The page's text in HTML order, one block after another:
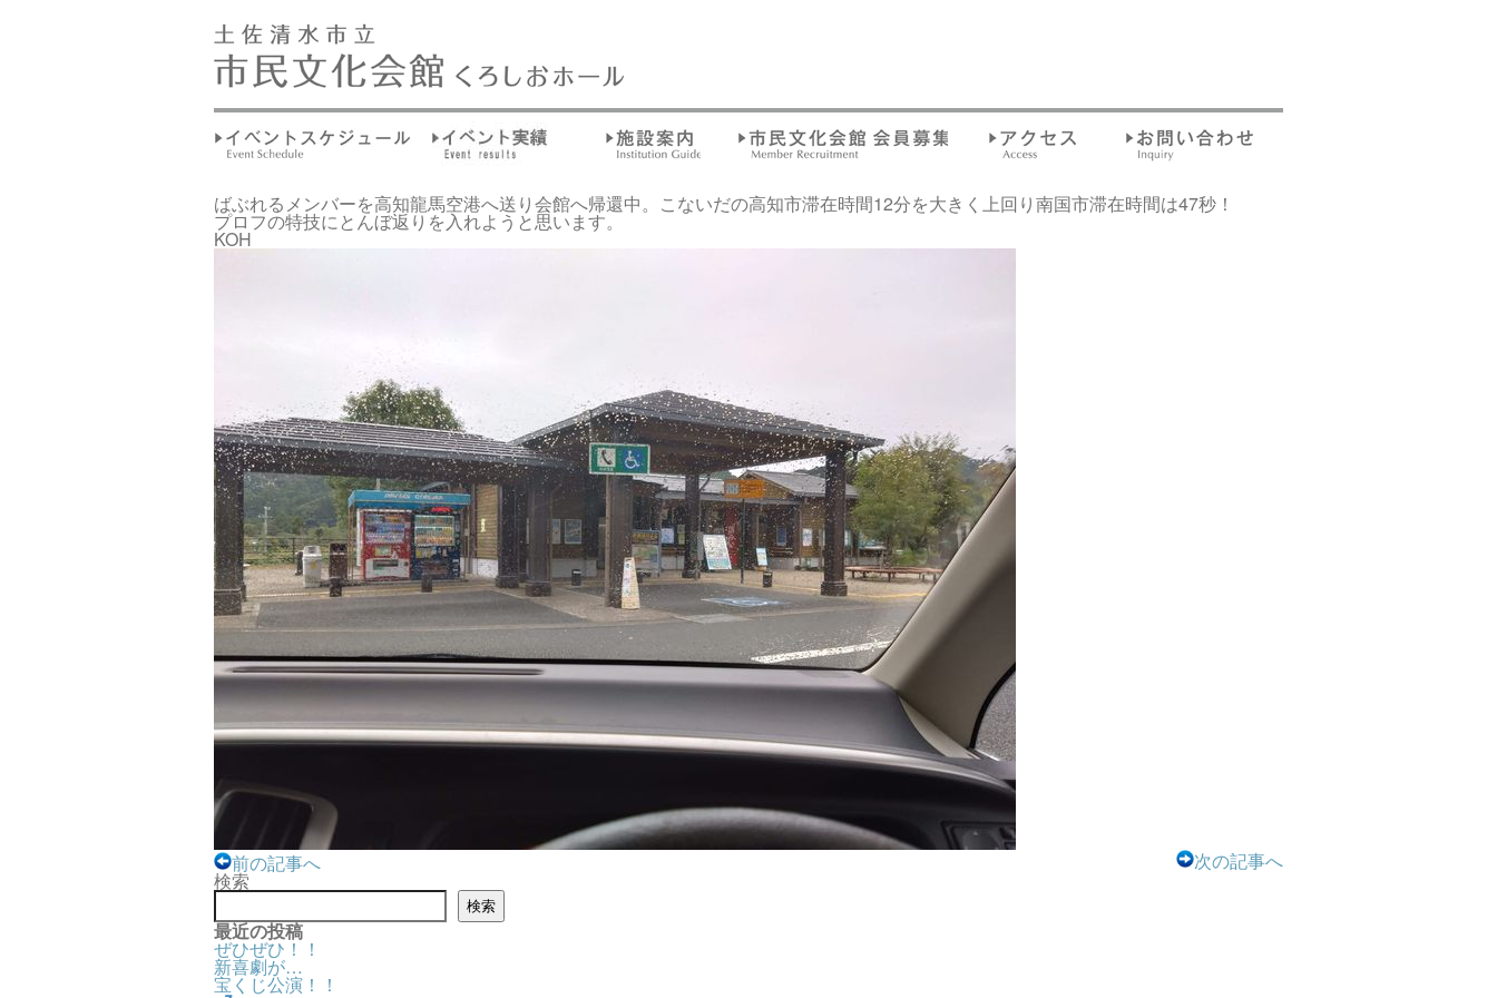
ばぶれるメンバーを高知龍馬空港へ送り会館へ帰還中。こないだの高知市滞在時間12分を大きく上回り南国市滞在時間は47秒！
プロフの特技にとんぼ返りを入れようと思います。
KOH
前の記事へ 次の記事へ
検索
検索
最近の投稿
ぜひぜひ！！
新喜劇が…
宝くじ公演！！